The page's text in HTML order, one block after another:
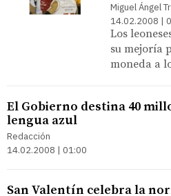
Miguel Ángel
14.02.2008 |
Los
su mejoría
moneda a
El Gobierno destina 40
lengua azul
Redacción
14.02.2008 | 01:00
San Valentín celebra la